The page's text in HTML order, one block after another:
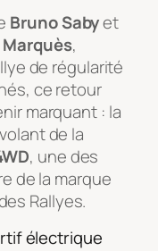
Bruno Sabyet
,
de régularité
ce retour
marquant : la
de la
, une des
de la marque
Rallyes.
électrique